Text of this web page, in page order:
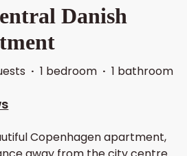
Danish
· 1 bedroom · 1 bathroom
Copenhagen apartment,